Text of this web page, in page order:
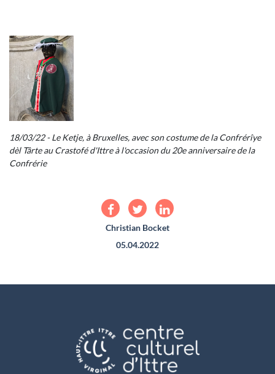
18/03/22 - Le Ketje, à Bruxelles, avec son costume de la Confrérîye
dèl Târte au Crastofé d'Ittre à l'occasion du 20e anniversaire de la
Confrérie
Christian Bocket
05.04.2022